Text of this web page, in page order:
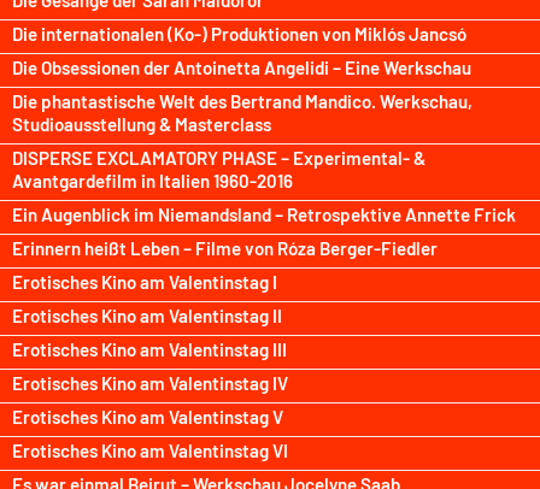
Die internationalen (Ko-) Produktionen von Miklós Jancsó
Die Obsessionen der Antoinetta Angelidi – Eine Werkschau
Die phantastische Welt des Bertrand Mandico. Werkschau,
Studioausstellung & Masterclass
DISPERSE EXCLAMATORY PHASE – Experimental- &
Avantgardefilm in Italien 1960-2016
Ein Augenblick im Niemandsland – Retrospektive Annette Frick
Erinnern heißt Leben – Filme von Róza Berger-Fiedler
Erotisches Kino am Valentinstag I
Erotisches Kino am Valentinstag II
Erotisches Kino am Valentinstag III
Erotisches Kino am Valentinstag IV
Erotisches Kino am Valentinstag V
Erotisches Kino am Valentinstag VI
Es war einmal Beirut – Werkschau Jocelyne Saab